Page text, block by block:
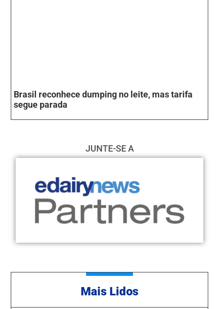
Brasil reconhece dumping no leite, mas tarifa
segue parada
JUNTE-SE A
Mais Lidos